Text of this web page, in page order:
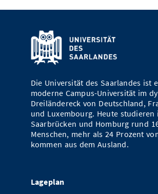
Die Universität des Saarlandes ist
moderne Campus-Universität im
Dreiländereck von Deutschland,
und Luxembourg. Heute studieren
Saarbrücken und Homburg rund
Menschen, mehr als 24 Prozent
kommen aus dem Ausland.
Lageplan